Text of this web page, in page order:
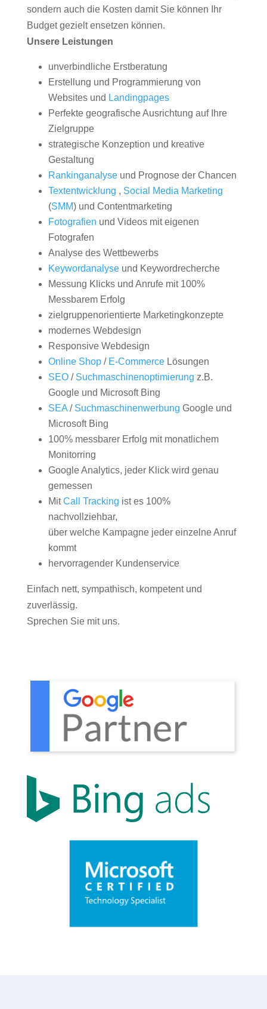
sondern auch die Kosten damit Sie können Ihr
Budget gezielt ensetzen können.
Unsere Leistungen
unverbindliche Erstberatung
Erstellung und Programmierung von
Websites und Landingpages
Perfekte geografische Ausrichtung auf Ihre
Zielgruppe
strategische Konzeption und kreative
Gestaltung
Rankinganalyseund Prognose der Chancen
Textentwicklung , Social Media Marketing
(SMM) und Contentmarketing
Fotografien und Videos mit eigenen
Fotografen
Analyse des Wettbewerbs
Keywordanalyseund Keywordrecherche
Messung Klicks und Anrufe mit 100%
Messbarem Erfolg
zielgruppenorientierte Marketingkonzepte
modernes Webdesign
Responsive Webdesign
Online Shop/ E-CommerceLösungen
SEO/ Suchmaschinenoptimierung z.B.
Google und Microsoft Bing
SEA/ Suchmaschinenwerbung Google und
Microsoft Bing
100% messbarer Erfolg mit monatlichem
Monitorring
Google Analytics, jeder Klick wird genau
gemessen
MitCall Tracking ist es 100%
nachvollziehbar,
über welche Kampagne jeder einzelne Anruf
kommt
hervorragender Kundenservice
Einfach nett, sympathisch, kompetent und
zuverlässig.
Sprechen Sie mit uns.